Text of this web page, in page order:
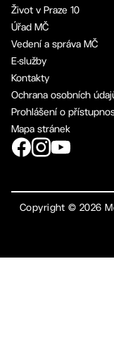
Život v Praze 10
Úřad MČ
Vedení a správa MČ
E-služby
Kontakty
Ochrana osobních
Prohlášení o
Mapa stránek
Copyright ©2026